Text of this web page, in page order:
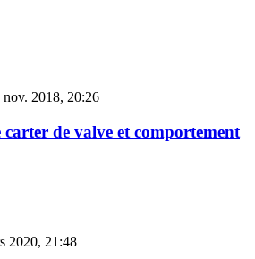
nov. 2018, 20:26
carter de valve et comportement
2020, 21:48